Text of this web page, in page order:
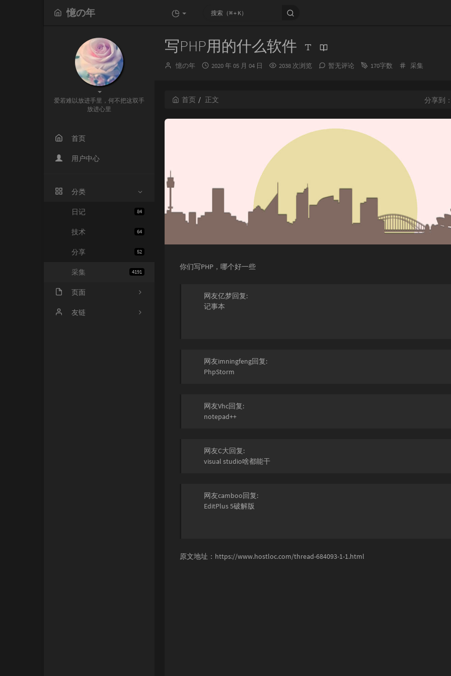
憶の年
爱若难以放进手里，何不把这双手
放进心里
首页
用户中心
分类
84
日记
64
技术
52
分享
4191
采集
页面
会员中心
友链
写PHP用的什么软件
博
憶の年
发
2020 年 05 月 04 日 2038 次浏览 暂无评论 170字数
分
采集
首页 正文 分享到
你们写PHP，哪个好一些
网友亿梦回复:
记事本
网友imningfeng回复:
PhpStorm
网友Vhc回复:
notepad++
网友C大回复:
visual studio啥都能干
网友camboo回复:
EditPlus 5破解版
原文地址： https://www.hostloc.com/thread-684093-1-1.html